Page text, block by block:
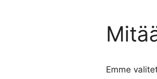
Emme